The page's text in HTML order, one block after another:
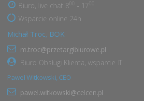
Biuro, live chat 8 - 17
Wsparcie online 24h
Michał Troc, BOK
m.troc@przetargibiurowe.pl
Biuro Obsługi Klienta, wsparcie IT.
Paweł Witkowski, CEO
pawel.witkowski@celcen.pl